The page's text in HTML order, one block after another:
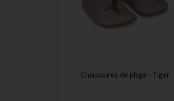
Chaussures de plage - Tiger